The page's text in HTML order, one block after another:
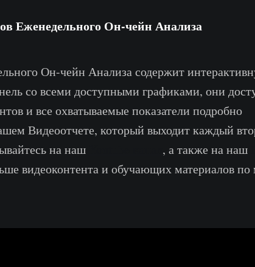
Еженедельного Он-чейн Анализа
Он-чейн Анализа содержит
со всеми доступными графиками, они
и все охватываемые показатели подробно
Видеоотчете, который выходит каждый
на наш
, а также на наш
видеоконтента и обучающих материалов по